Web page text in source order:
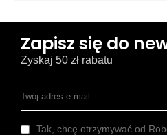
Zapisz się do
Zyskaj 50 zł rabatu
Tak, chcę otrzymywać od